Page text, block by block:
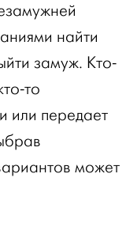
найти
замуж. Кто-
то
или передает
может